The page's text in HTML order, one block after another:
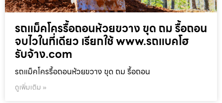
รถแม็คโครรื้อถอนห้วยขวาง ขุด ถม รื้อถอน
จบไวในที่เดียว เรียกใช้ www.รถแบคโฮ
รับจ้าง.com
รถแม็คโครรื้อถอนห้วยขวาง ขุด ถม รื้อถอน
ดูเพิ่มเติม »